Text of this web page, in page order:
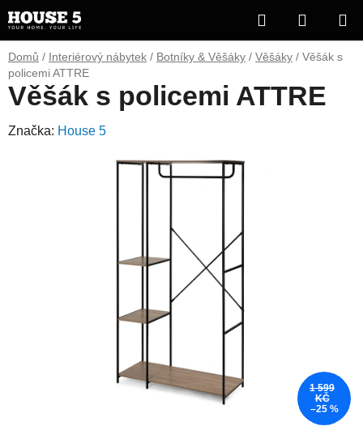
na
obsah
Hledat
KOŠÍK
Domů / Interiérový nábytek / Botníky & Věšáky / Věšáky / Věšák s
policemi ATTRE
Věšák s policemi ATTRE
Značka: House 5
1 599
KČ
–25 %